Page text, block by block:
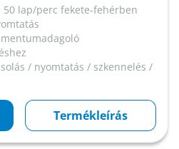
50 lap/perc fekete-fehérben
/ nyomtatás / szkennelés /
Termékleírás